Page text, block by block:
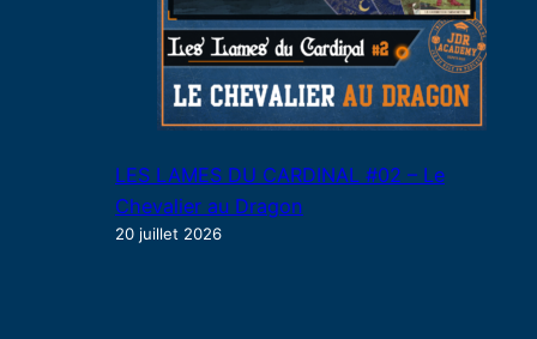
LES LAMES DU CARDINAL #02 – Le
Chevalier au Dragon
20 juillet 2026